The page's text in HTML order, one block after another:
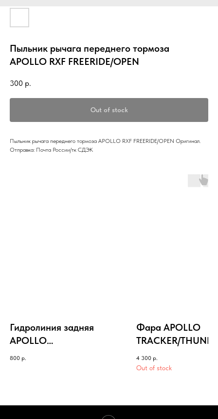
Пыльник рычага переднего тормоза
APOLLO RXF FREERIDE/OPEN
300 р.
Out of stock
Пыльник рычага переднего тормоза APOLLO RXF FREERIDE/OPEN Оригинал.
Отправка: Почта России/тк СДЭК
Гидролиния задняя
APOLLO
RFZ/START/ELITE
800 р.
Фара APOLLO
TRACKER/
4 300 р.
Out of stock